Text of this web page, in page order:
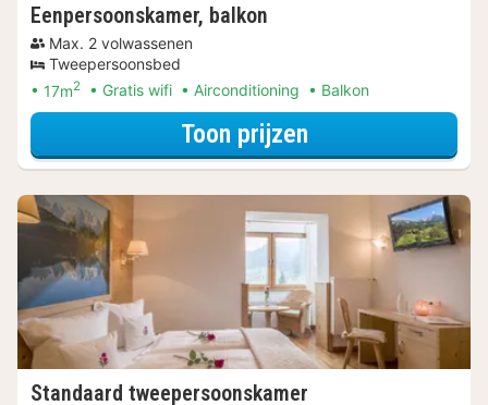
Eenpersoonskamer, balkon
Max. 2 volwassenen
Tweepersoonsbed
17m2 Gratis wifi Airconditioning Balkon
Toon prijzenvoor Samen op
Standaard tweepersoonskamer